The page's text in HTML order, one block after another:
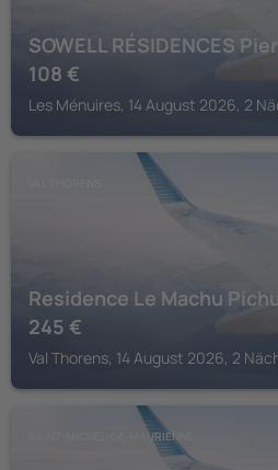
SOWELL RÉSIDENCES
108 €
Les Ménuires, 14 August 2026, 2
Residence Le Machu Pichu
245 €
Val Thorens, 14 August 2026, 2
SAINT-MICHEL-DE-MAURIENNE